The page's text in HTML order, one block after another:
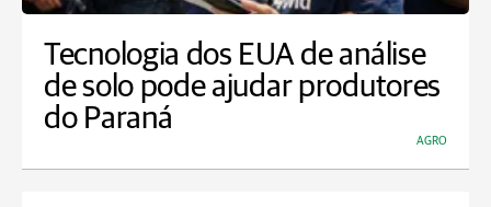
Tecnologia dos EUA de análise
de solo pode ajudar produtores
do Paraná
AGRO